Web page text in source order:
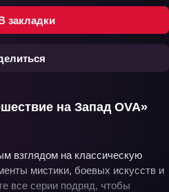
закладки
на Запад OVA»
взглядом на классическую
мистики, боевых искусств и
все серии подряд, чтобы